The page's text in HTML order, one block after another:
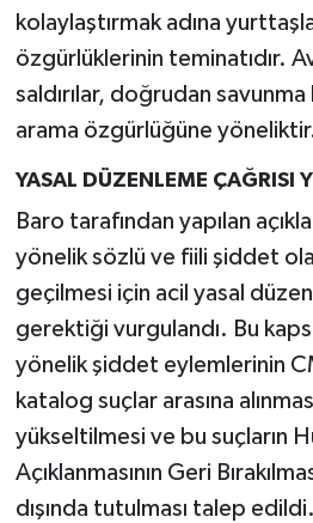
kolaylaştırmak adına
özgürlüklerinin teminatıdır.
saldırılar, doğrudan savunma
arama özgürlüğüne
YASAL DÜZENLEME ÇAĞRISI
Baro tarafından yapılan
yönelik sözlü ve fiili şiddet
geçilmesi için acil yasal
gerektiği vurgulandı. Bu
yönelik şiddet eylemlerinin
katalog suçlar arasına
yükseltilmesi ve bu suçların
Açıklanmasının Geri
dışında tutulması talep